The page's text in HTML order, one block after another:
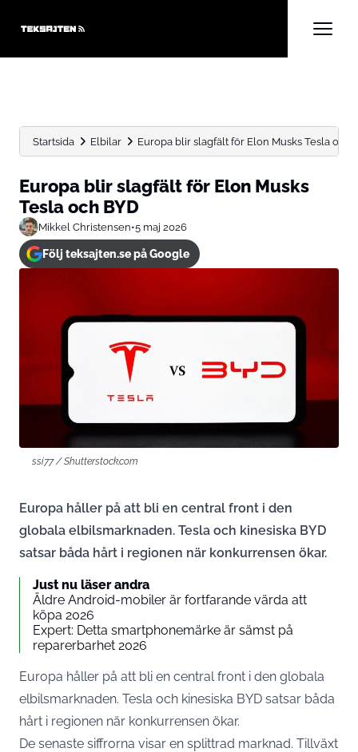
Startsida Elbilar Europa blir slagfält för Elon Musks Tesla och
Europa blir slagfält för Elon Musks
Tesla och BYD
Mikkel Christensen•5 maj 2026
Följ teksajten.se på Google
ssi77 / Shutterstock.com
Europa håller på att bli en central front i den
globala elbilsmarknaden. Tesla och kinesiska BYD
satsar båda hårt i regionen när konkurrensen ökar.
Just nu läser andra
Äldre Android-mobiler är fortfarande värda att
köpa 2026
Expert: Detta smartphonemärke är sämst på
reparerbarhet 2026
Europa håller på att bli en central front i den globala
elbilsmarknaden. Tesla och kinesiska BYD satsar båda
hårt i regionen när konkurrensen ökar.
De senaste siffrorna visar en splittrad marknad. Tillväxt